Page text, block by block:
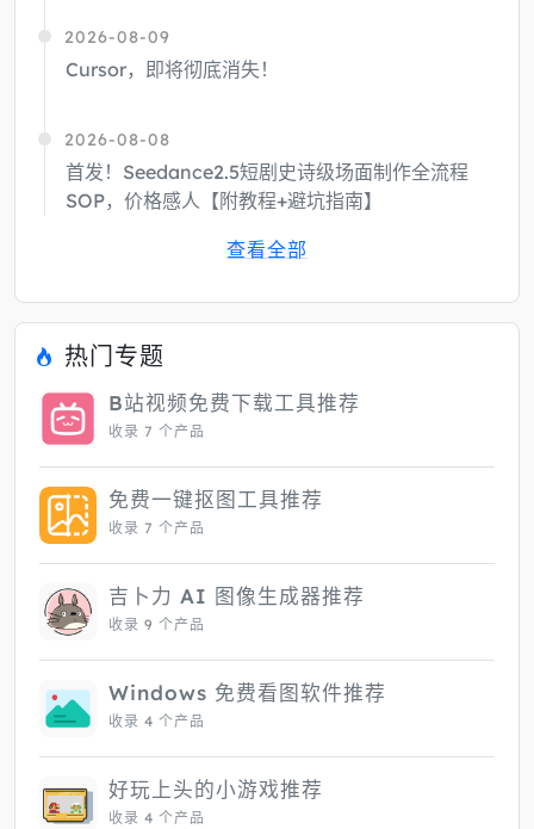
2026-08-09
Cursor，即将彻底消失！
2026-08-08
首发！Seedance2.5短剧史诗级场面制作全流程
SOP，价格感人【附教程+避坑指南】
查看全部
热门专题
B站视频免费下载工具推荐
收录 7 个产品
免费一键抠图工具推荐
收录 7 个产品
吉卜力 AI 图像生成器推荐
收录 9 个产品
Windows 免费看图软件推荐
收录 4 个产品
好玩上头的小游戏推荐
收录 4 个产品